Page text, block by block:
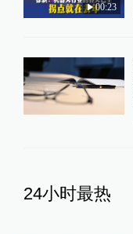
00:23
24小时最热